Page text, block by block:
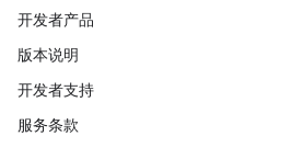
开发者产品
版本说明
开发者支持
服务条款